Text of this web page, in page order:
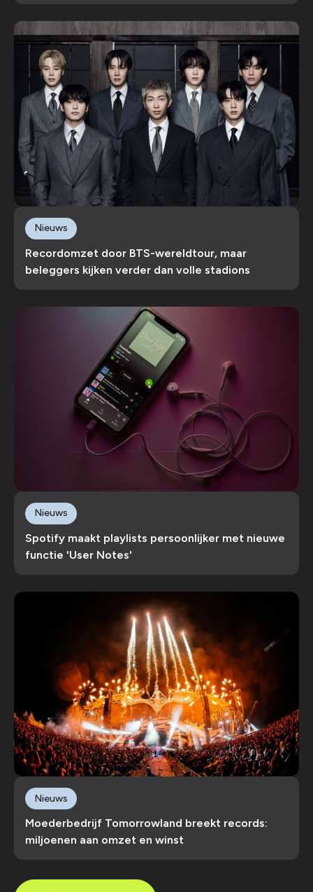
Recordomzet door BTS-wereldtour, maar
beleggers kijken verder dan volle stadions
Nieuws
Spotify maakt playlists persoonlijker met nieuwe
functie 'User Notes'
Nieuws
Moederbedrijf Tomorrowland breekt records:
miljoenen aan omzet en winst
Nieuws